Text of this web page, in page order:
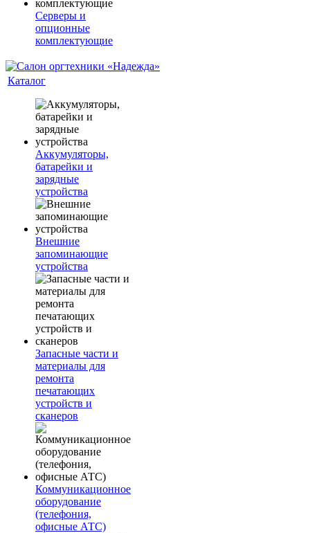
Серверы и
опционные
комплектующие
Каталог
Аккумуляторы,
батарейки и
зарядные
устройства
Внешние
запоминающие
устройства
Запасные части и
материалы для
ремонта
печатающих
устройств и
сканеров
Коммуникационное
оборудование
(телефония,
офисные АТС)